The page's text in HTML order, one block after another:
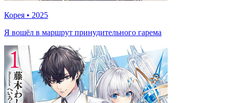
Корея • 2025
Я вошёл в маршрут принудительного гарема